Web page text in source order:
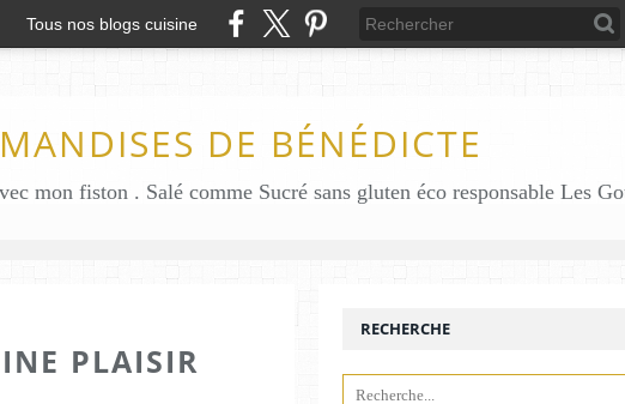
Tous nos blogs cuisine
DE BÉNÉDICTE
PLAISIR
RECHERCHE